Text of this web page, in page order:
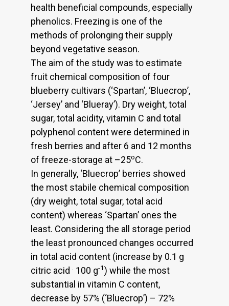
health beneficial compounds, especially
phenolics. Freezing is one of the
methods of prolonging their supply
beyond vegetative season.
The aim of the study was to estimate
fruit chemical composition of four
blueberry cultivars (‘Spartan’, ‘Bluecrop’,
‘Jersey’ and ‘Blueray’). Dry weight, total
sugar, total acidity, vitamin C and total
polyphenol content were determined in
fresh berries and after 6 and 12 months
of freeze-storage at –25oC.
In generally, ‘Bluecrop’ berries showed
the most stabile chemical composition
(dry weight, total sugar, total acid
content) whereas ‘Spartan’ ones the
least. Considering the all storage period
the least pronounced changes occurred
in total acid content (increase by 0.1 g
citric acid . 100 g-1) while the most
substantial in vitamin C content,
decrease by 57% (‘Bluecrop’) – 72%